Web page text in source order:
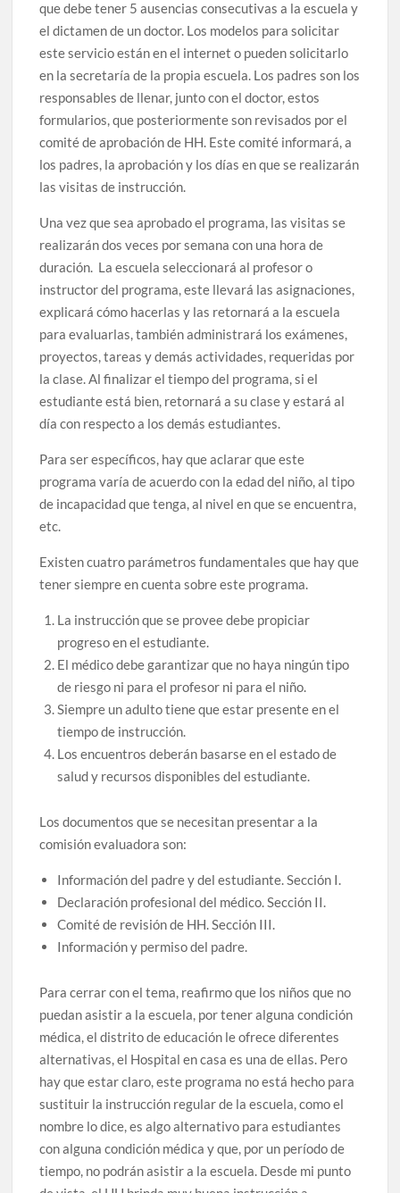
que debe tener 5 ausencias consecutivas a la escuela y
el dictamen de un doctor. Los modelos para solicitar
este servicio están en el internet o pueden solicitarlo
en la secretaría de la propia escuela. Los padres son los
responsables de llenar, junto con el doctor, estos
formularios, que posteriormente son revisados por el
comité de aprobación de HH. Este comité informará, a
los padres, la aprobación y los días en que se realizarán
las visitas de instrucción.
Una vez que sea aprobado el programa, las visitas se
realizarán dos veces por semana con una hora de
duración. La escuela seleccionará al profesor o
instructor del programa, este llevará las asignaciones,
explicará cómo hacerlas y las retornará a la escuela
para evaluarlas, también administrará los exámenes,
proyectos, tareas y demás actividades, requeridas por
la clase. Al finalizar el tiempo del programa, si el
estudiante está bien, retornará a su clase y estará al
día con respecto a los demás estudiantes.
Para ser específicos, hay que aclarar que este
programa varía de acuerdo con la edad del niño, al tipo
de incapacidad que tenga, al nivel en que se encuentra,
etc.
Existen cuatro parámetros fundamentales que hay que
tener siempre en cuenta sobre este programa.
La instrucción que se provee debe propiciar
progreso en el estudiante.
El médico debe garantizar que no haya ningún tipo
de riesgo ni para el profesor ni para el niño.
Siempre un adulto tiene que estar presente en el
tiempo de instrucción.
Los encuentros deberán basarse en el estado de
salud y recursos disponibles del estudiante.
Los documentos que se necesitan presentar a la
comisión evaluadora son:
Información del padre y del estudiante. Sección I.
Declaración profesional del médico. Sección II.
Comité de revisión de HH. Sección III.
Información y permiso del padre.
Para cerrar con el tema, reafirmo que los niños que no
puedan asistir a la escuela, por tener alguna condición
médica, el distrito de educación le ofrece diferentes
alternativas, el Hospital en casa es una de ellas. Pero
hay que estar claro, este programa no está hecho para
sustituir la instrucción regular de la escuela, como el
nombre lo dice, es algo alternativo para estudiantes
con alguna condición médica y que, por un período de
tiempo, no podrán asistir a la escuela. Desde mi punto